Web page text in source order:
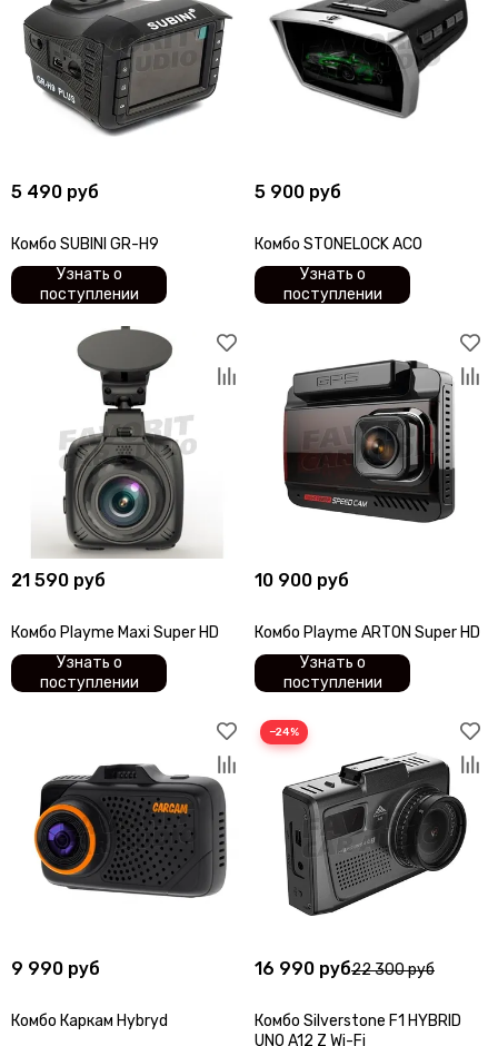
5 490 руб
Комбо SUBINI GR-H9
Узнать о
поступлении
5 900 руб
Комбо STONELOCK ACO
Узнать о
поступлении
21 590 руб
Комбо Playme Maxi Super HD
Узнать о
поступлении
10 900 руб
Комбо Playme ARTON Super HD
Узнать о
поступлении
9 990 руб
Комбо Каркам Hybryd
−24%
16 990 руб22 300 руб
Комбо Silverstone F1 HYBRID
UNO A12 Z Wi-Fi